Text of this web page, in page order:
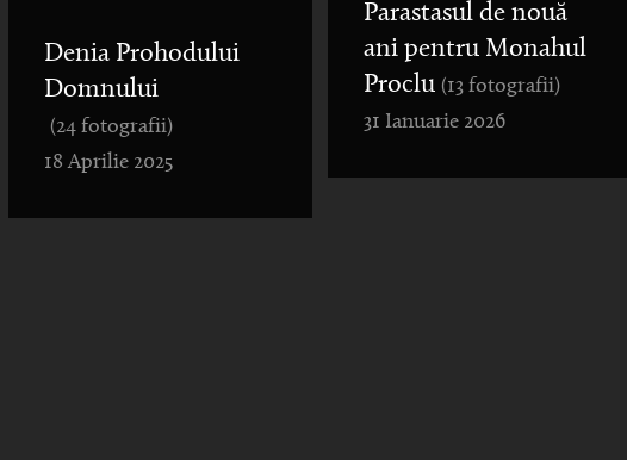
Parastasul de nouă
ani pentru Monahul
Proclu (13 fotografii)
31 Ianuarie 2026
Denia Prohodului
Domnului
(24 fotografii)
18 Aprilie 2025